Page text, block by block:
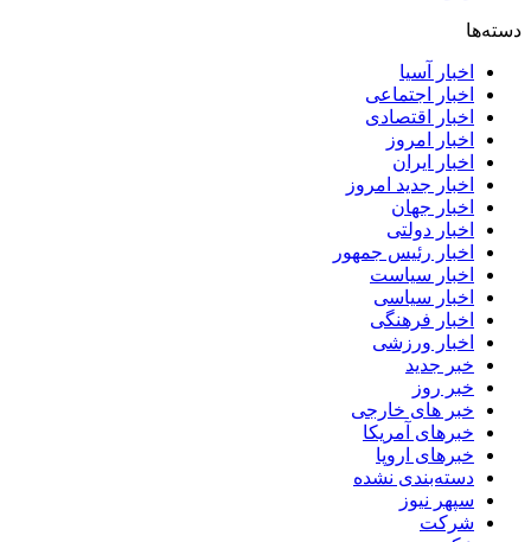
دسته‌ها
اخبار آسیا
اخبار اجتماعی
اخبار اقتصادی
اخبار امروز
اخبار ایران
اخبار جدید امروز
اخبار جهان
اخبار دولتی
اخبار رئیس جمهور
اخبار سیاست
اخبار سیاسی
اخبار فرهنگی
اخبار ورزشی
خبر جدید
خبر روز
خبر های خارجی
خبرهای آمریکا
خبرهای اروپا
دسته‌بندی نشده
سپهر نیوز
شرکت